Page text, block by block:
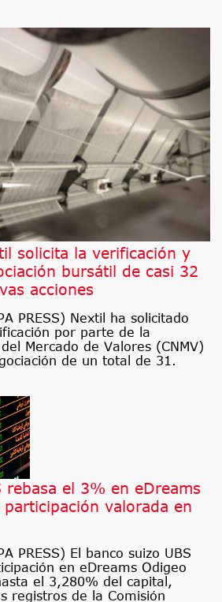
solicita la verificación y
bursátil de casi 32
acciones
PRESS) Nextil ha solicitado
por parte de la
Mercado de Valores (CNMV)
de un total de 31.
rebasa el 3% en eDreams
valorada en
PRESS) El banco suizo UBS
en eDreams Odigeo
el 3,280% del capital,
registros de la Comisión